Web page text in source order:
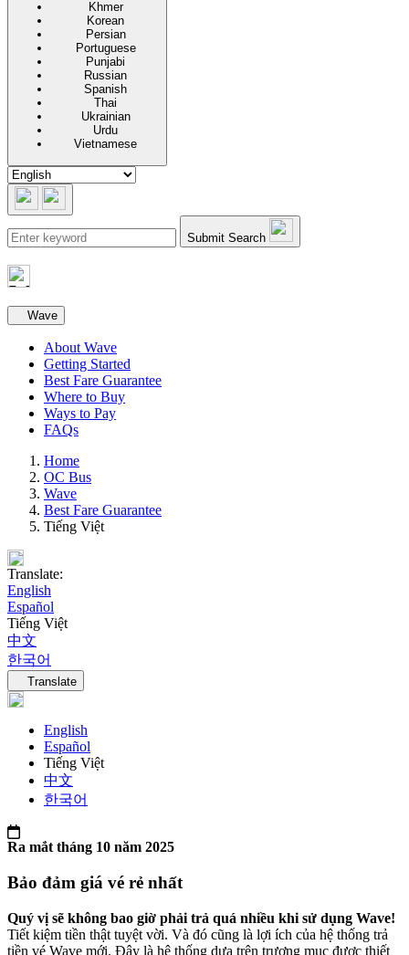
Khmer
Korean
Persian
Portuguese
Punjabi
Russian
Spanish
Thai
Ukrainian
Urdu
Vietnamese
Submit Search
Secondary navigation
Wave
About Wave
Getting Started
Best Fare Guarantee
Where to Buy
Ways to Pay
FAQs
Home
OC Bus
Wave
Best Fare Guarantee
Tiếng Việt
Translate:
English
Español
Tiếng Việt
中文
한국어
Language navigation
Translate
English
Español
Tiếng Việt
中文
한국어
Ra mắt tháng 10 năm 2025
Bảo đảm giá vé rẻ nhất
Quý vị sẽ không bao giờ phải trả quá nhiều khi sử dụng Wave!
Tiết kiệm tiền thật tuyệt vời. Và đó cũng là lợi ích của hệ thống trả
tiền vé Wave mới. Đây là hệ thống dựa trên trương mục được thiết